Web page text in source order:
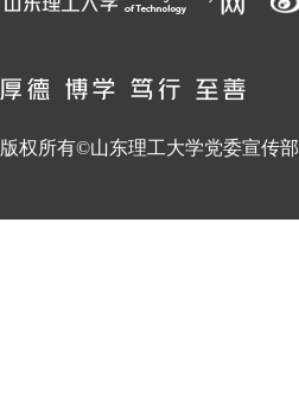
版权所有©山东理工大学党委宣传部